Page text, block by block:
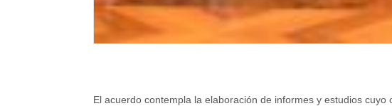
El acuerdo contempla la elaboración de informes y estudios cuyo